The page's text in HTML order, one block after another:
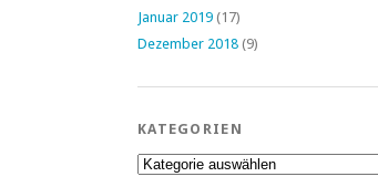
Januar 2019 (17)
Dezember 2018 (9)
KATEGORIEN
Kategorien